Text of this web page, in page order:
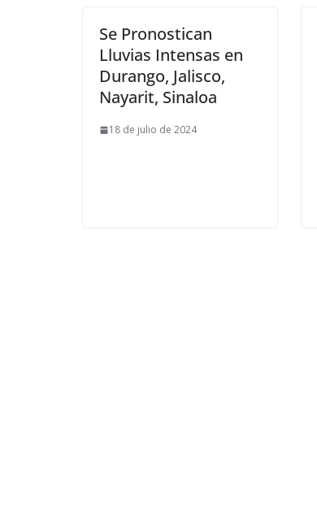
Se Pronostican
Lluvias Intensas en
Durango, Jalisco,
Nayarit, Sinaloa
18 de julio de 2024